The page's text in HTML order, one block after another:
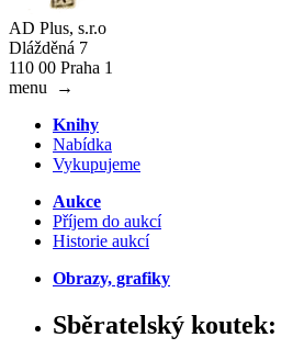
AD Plus, s.r.o
Dlážděná 7
110 00 Praha 1
menu
→
Knihy
Nabídka
Vykupujeme
Aukce
Příjem do aukcí
Historie aukcí
Obrazy, grafiky
Sběratelský koutek: